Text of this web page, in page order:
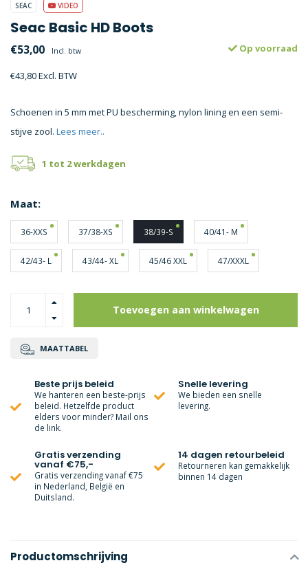
SEAC VIDEO
Seac Basic HD Boots
€53,00 Incl. btw
€43,80 Excl. BTW
Op voorraad
Schoenen in 5 mm met PU bescherming, nylon lining en een semi-
stijve zool. Lees meer..
1 tot 2 werkdagen
Maat:
36-XXS 37/38-XS 38/39-S 40/41- M
42/43- L 43/44- XL 45/46 XXL 47/XXXL
Toevoegen aan winkelwagen
MAATTABEL
Beste prijs beleid
We hanteren een beste-prijs
beleid. Hetzelfde product
elders voor minder? Mail ons
de link.
Snelle levering
We bieden een snelle
levering.
Gratis verzending
vanaf €75,-
Gratis verzending vanaf €75
in Nederland, België en
Duitsland.
14 dagen retourbeleid
Retourneren kan gemakkelijk
binnen 14 dagen
Productomschrijving